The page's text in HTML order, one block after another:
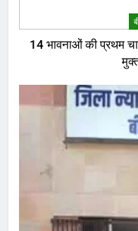
14 भावनाओं की प्रथम